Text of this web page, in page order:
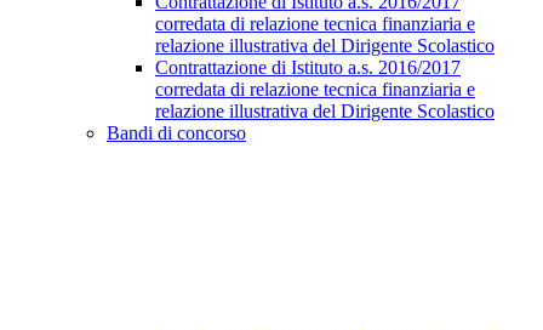
corredata di relazione tecnica finanziaria e
relazione illustrativa del Dirigente Scolastico
Contrattazione di Istituto a.s. 2016/2017
corredata di relazione tecnica finanziaria e
relazione illustrativa del Dirigente Scolastico
Bandi di concorso